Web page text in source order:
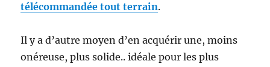
télécommandée tout terrain.
Il y a d’autre moyen d’en acquérir une, moins
onéreuse, plus solide.. idéale pour les plus